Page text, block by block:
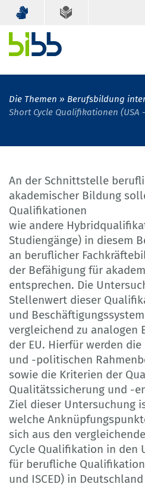
Die Themen Berufsbildung
Short Cycle Qualifikationen (USA
An der Schnittstelle
akademischer Bildung
Qualifikationen
wie andere
Studiengänge) in diesem
an beruflicher
der Befähigung für
entsprechen. Die
Stellenwert dieser
und
vergleichend zu analogen
der EU. Hierfür werden
und -politischen
sowie die Kriterien der
Qualitätssicherung und -
Ziel dieser Untersuchung
welche
sich aus den
Cycle Qualifikation in den
für berufliche
und ISCED) in